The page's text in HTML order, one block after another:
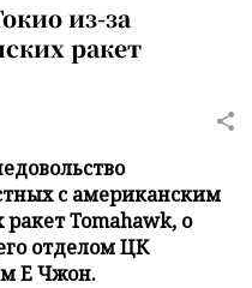
из-за
ракет
с американским
Tomahawk, о
отделом ЦК
Е Чжон.